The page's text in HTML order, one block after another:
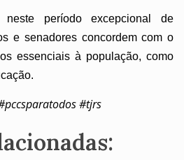
período excepcional de
e senadores concordem com o
essenciais à população, como
#tjrs